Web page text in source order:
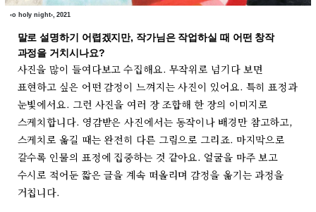
‹o holy night›, 2021
말로 설명하기 어렵겠지만, 작가님은 작업하실 때 어떤 창작
과정을 거치시나요?
사진을 많이 들여다보고 수집해요. 무작위로 넘기다 보면
표현하고 싶은 어떤 감정이 느껴지는 사진이 있어요. 특히 표정과
눈빛에서요. 그런 사진을 여러 장 조합해 한 장의 이미지로
스케치합니다. 영감받은 사진에서는 동작이나 배경만 참고하고,
스케치로 옮길 때는 완전히 다른 그림으로 그리죠. 마지막으로
갈수록 인물의 표정에 집중하는 것 같아요. 얼굴을 마주 보고
수시로 적어둔 짧은 글을 계속 떠올리며 감정을 옮기는 과정을
거칩니다.